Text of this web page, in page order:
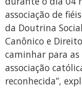
associação de
da Doutrina
Canônico e
caminhar para as
associação
reconhecida”,